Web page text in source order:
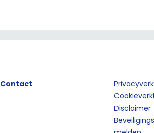
Contact
Disclaimer